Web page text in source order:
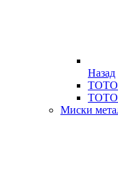
Назад
ТОТО
ТОТО
Миски